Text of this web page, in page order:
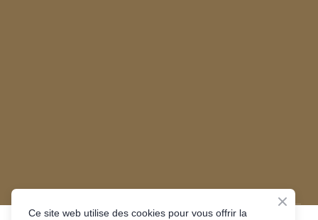
Ce site web utilise des cookies pour vous offrir la